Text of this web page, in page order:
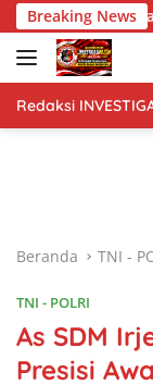
Langsung
ke
konten
Breaking News
Pangan
Redaksi
Beranda TNI -
TNI - POLRI
As SDM
Presisi